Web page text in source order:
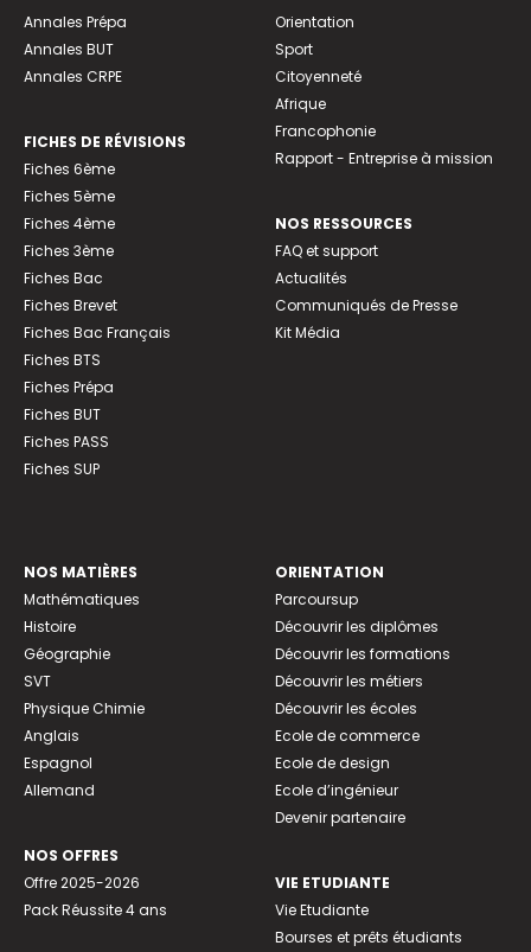
Annales Prépa
Annales BUT
Annales CRPE
FICHES DE RÉVISIONS
Fiches 6ème
Fiches 5ème
Fiches 4ème
Fiches 3ème
Fiches Bac
Fiches Brevet
Fiches Bac Français
Fiches BTS
Fiches Prépa
Fiches BUT
Fiches PASS
Fiches SUP
Orientation
Sport
Citoyenneté
Afrique
Francophonie
Rapport - Entreprise à mission
NOS RESSOURCES
FAQ et support
Actualités
Communiqués de Presse
Kit Média
NOS MATIÈRES
Mathématiques
Histoire
Géographie
SVT
Physique Chimie
Anglais
Espagnol
Allemand
NOS OFFRES
Offre 2025-2026
Pack Réussite 4 ans
ORIENTATION
Parcoursup
Découvrir les diplômes
Découvrir les formations
Découvrir les métiers
Découvrir les écoles
Ecole de commerce
Ecole de design
Ecole d’ingénieur
Devenir partenaire
VIE ETUDIANTE
Vie Etudiante
Bourses et prêts étudiants